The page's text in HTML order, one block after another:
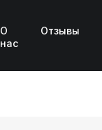
О
нас
Отзывы